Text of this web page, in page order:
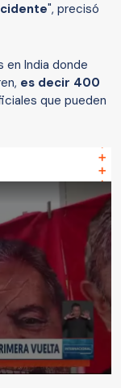
", precisó
India donde
es decir 400
que pueden